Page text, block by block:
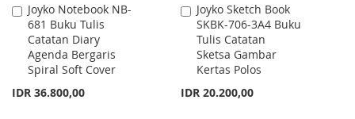
Joyko Notebook NB-
681 Buku Tulis
Catatan Diary
Agenda Bergaris
Spiral Soft Cover
IDR 36.800,00
Add
to
Cart
Joyko Sketch Book
SKBK-706-3A4 Buku
Tulis Catatan
Sketsa Gambar
Kertas Polos
IDR 20.200,00
Add
to
Cart